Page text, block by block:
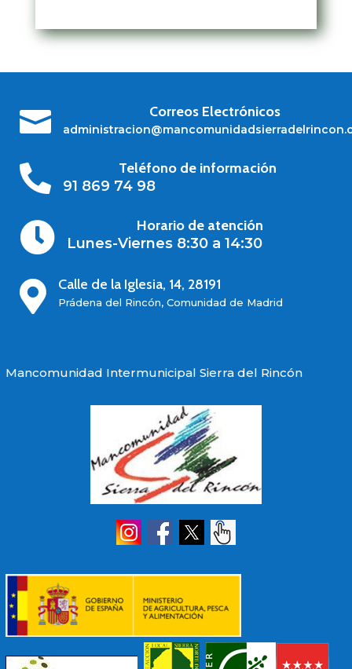
 Correos Electrónicos

Teléfono de información
91 869 74 98

Horario de atención
Lunes-Viernes 8:30 a 14:30
 Calle de la Iglesia, 14, 28191
Prádena del Rincón, Comunidad de Madrid
Mancomunidad Intermunicipal Sierra del Rincón